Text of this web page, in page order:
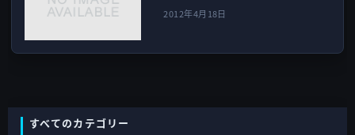
2012年4月18日
すべてのカテゴリー